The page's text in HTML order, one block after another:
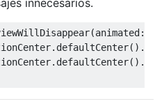
(animated:
. defaultCenter().
. defaultCenter().